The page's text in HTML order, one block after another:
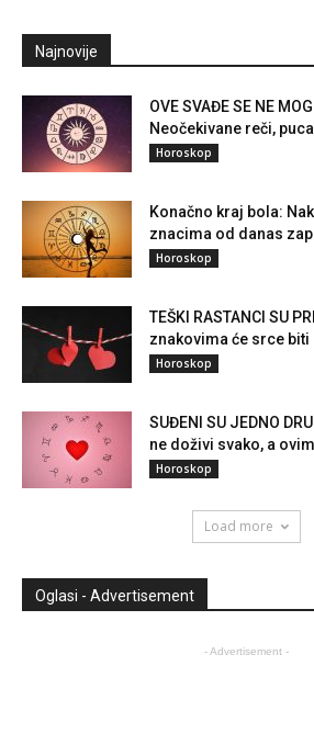
Najnovije
OVE SVAĐE SE NE
Neočekivane reči,
Horoskop
Konačno kraj bola:
znacima od danas
Horoskop
TEŠKI RASTANCI SU
znakovima će srce biti
Horoskop
SUĐENI SU JEDNO
ne doživi svako, a
Horoskop
Load more
Oglasi - Advertisement
- Advertisement -